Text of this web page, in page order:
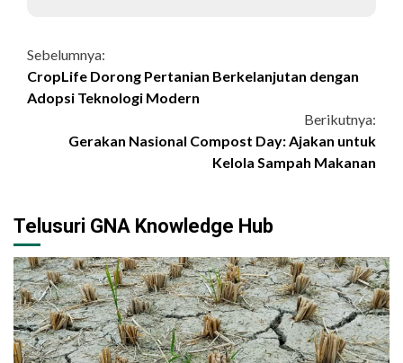
Continue
Reading
Sebelumnya:
CropLife Dorong Pertanian Berkelanjutan dengan
Adopsi Teknologi Modern
Berikutnya:
Gerakan Nasional Compost Day: Ajakan untuk
Kelola Sampah Makanan
Telusuri GNA Knowledge Hub